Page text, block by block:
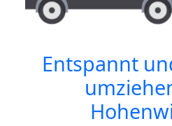
Entspannt